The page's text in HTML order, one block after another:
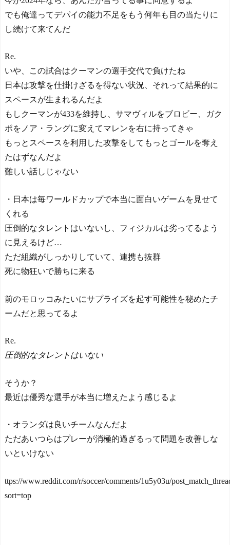
でも俺達ってデパイの能力不足をもう何年も目の当たりに
し続けて来てんだ
Re.
いや、この試合はクーマンの選手交代で負けたね
日本は攻撃を仕掛けざるを得ない状況、それって結果的に
スペースが生まれるんだよ
もしクーマンが433を維持し、サマヴィルをブロビー、ガク
ポをノア・ラングに変えてマレンを右に持ってきゃ
もっとスペースを利用した攻撃をしてもっとゴールを奪え
たはずなんだよ
難しい話しじゃない
・日本は毎ワールドカップで本当に面白いゲームを見せて
くれる
圧倒的なタレントはいないし、フィジカルは劣ってるよう
に見えるけど…
ただ組織がしっかりしていて、連携も抜群
死に物狂いで勝ちに来る
前のモロッコみたいにサプライズを起す可能性を秘めたチ
ームだと思ってるよ
Re.
圧倒的なタレントはいない
そうか？
最近は優秀な選手が本当に増えたよう感じるよ
・オランダは良いチームなんだよ
ただあいつらはプレーが消極的過ぎるって問題を改善しな
いといけない
ttps://www.reddit.com/r/soccer/comments/1u5y03u/
sort=top